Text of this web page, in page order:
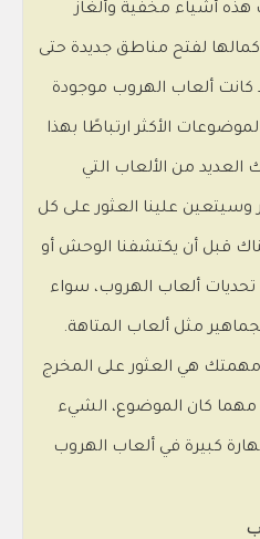
هذه أشياء مخفية وألغاز
لفتح مناطق جديدة حتى
كانت ألعاب الهروب موجودة
الأكثر ارتباطًا بهذا
من الألعاب التي
علينا العثور على كل
قبل أن يكتشفنا الوحش أو
تحديات ألعاب الهروب، سواء
مثل ألعاب المتاهة.
هي العثور على المخرج
كان الموضوع، الشيء
كبيرة في ألعاب الهروب